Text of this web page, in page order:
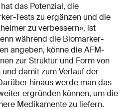
das Potenzial, die
Tests zu ergänzen und die
zu verbessern», ist
während die Biomarker-
angeben, könne die AFM-
zur Struktur und Form von
damit zum Verlauf der
hinaus werde man das
ergründen können, um die
Medikamente zu liefern.